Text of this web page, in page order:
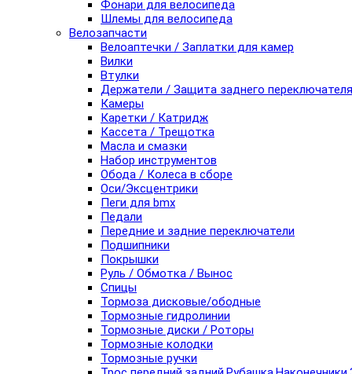
Фонари для велосипеда
Шлемы для велосипеда
Велозапчасти
Велоаптечки / Заплатки для камер
Вилки
Втулки
Держатели / Защита заднего переключателя
Камеры
Каретки / Катридж
Кассета / Трещотка
Масла и смазки
Набор инструментов
Обода / Колеса в сборе
Оси/Эксцентрики
Пеги для bmx
Педали
Передние и задние переключатели
Подшипники
Покрышки
Руль / Обмотка / Вынос
Спицы
Тормоза дисковые/ободные
Тормозные гидролинии
Тормозные диски / Роторы
Тормозные колодки
Тормозные ручки